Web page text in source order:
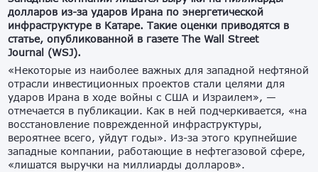
долларов из-за ударов Ирана по энергетической
инфраструктуре в Катаре. Такие оценки приводятся в
статье, опубликованной в газете The Wall Street
Journal (WSJ).
«Некоторые из наиболее важных для западной нефтяной
отрасли инвестиционных проектов стали целями для
ударов Ирана в ходе войны с США и Израилем», —
отмечается в публикации. Как в ней подчеркивается, «на
восстановление поврежденной инфраструктуры,
вероятнее всего, уйдут годы». Из-за этого крупнейшие
западные компании, работающие в нефтегазовой сфере,
«лишатся выручки на миллиарды долларов».